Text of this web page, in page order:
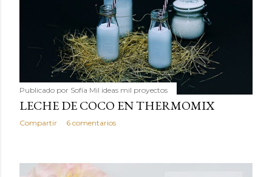
Publicado por Sofía Mil ideas mil proyectos
LECHE DE COCO EN THERMOMIX
Compartir 6 comentarios